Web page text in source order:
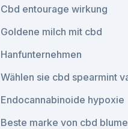
Cbd entourage wirkung
Goldene milch mit cbd
Hanfunternehmen
Wählen sie cbd spearmint
Endocannabinoide hypoxie
Beste marke von cbd blume